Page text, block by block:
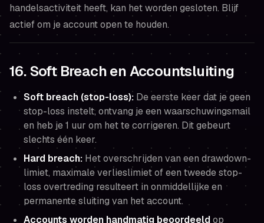
handelsactiviteit heeft, kan het worden gesloten. Blijf
actief om je account open te houden.
16. Soft Breach en Accountsluiting
Soft breach (stop-loss): De eerste keer dat je geen
stop-loss instelt, ontvang je een waarschuwingsmail
en heb je 1 uur om het te corrigeren. Dit gebeurt
slechts één keer.
Hard breach: Het overschrijden van een drawdown-
limiet, maximale verlieslimiet of een tweede stop-
loss overtreding resulteert in onmiddellijke en
permanente sluiting van het account.
Accounts worden handmatig beoordeeldop